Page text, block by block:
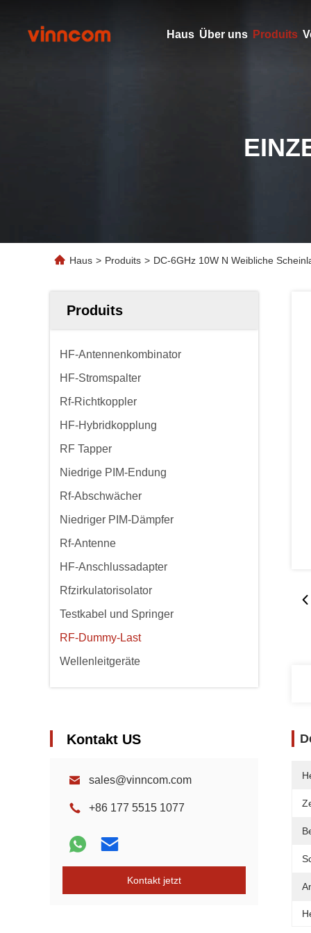
Haus Über uns Produits
Haus > Produits > DC-6GHz 10W N Weibliche
Produits
HF-Antennenkombinator
HF-Stromspalter
Rf-Richtkoppler
HF-Hybridkopplung
RF Tapper
Niedrige PIM-Endung
Rf-Abschwächer
Niedriger PIM-Dämpfer
Rf-Antenne
HF-Anschlussadapter
Rfzirkulatorisolator
Testkabel und Springer
RF-Dummy-Last
Wellenleitgeräte
Kontakt US
sales@vinncom.com
+86 177 5515 1077
Kontakt jetzt